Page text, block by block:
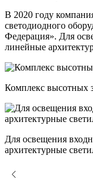
В 2020 году
светодиодного
Федерация». Для
линейные
Комплекс высотных
Для освещения
архитектурные